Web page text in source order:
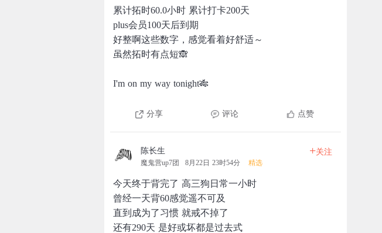
累计拓时60.0小时 累计打卡200天
plus会员100天后到期
好整啊这些数字，感觉看着好舒适～
虽然拓时有点短🙈
I'm on my way tonight🎋
分享 评论 点赞
陈长生
魔鬼营up7团 8月22日 23时54分 精选
+关注
今天终于背完了 高三狗日常一小时
曾经一天背60感觉遥不可及
直到成为了习惯 就戒不掉了
还有290天 是好或坏都是过去式